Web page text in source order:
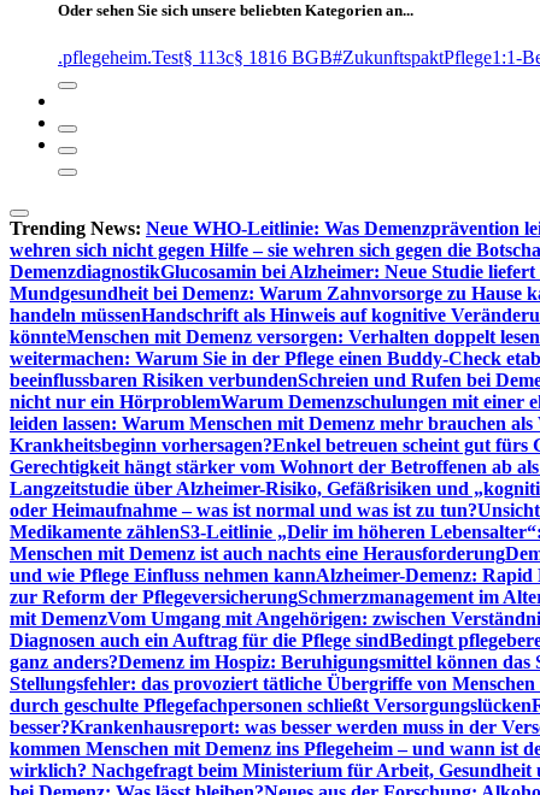
Oder sehen Sie sich unsere beliebten Kategorien an...
.pflegeheim.Test§ 113c§ 1816 BGB#ZukunftspaktPflege1:1-
Trending News: Neue WHO-Leitlinie: Was Demenzprävention
wehren sich nicht gegen Hilfe – sie wehren sich gegen die
DemenzdiagnostikGlucosamin bei Alzheimer: Neue Studie
Mundgesundheit bei Demenz: Warum Zahnvorsorge zu Hause
handeln müssenHandschrift als Hinweis auf kognitive
könnteMenschen mit Demenz versorgen: Verhalten doppelt lesen
weitermachen: Warum Sie in der Pflege einen Buddy-Check
beeinflussbaren Risiken verbundenSchreien und Rufen bei
nicht nur ein HörproblemWarum Demenzschulungen mit einer
leiden lassen: Warum Menschen mit Demenz mehr brauchen als
Krankheitsbeginn vorhersagen?Enkel betreuen scheint gut fürs
Gerechtigkeit hängt stärker vom Wohnort der Betroffenen ab
Langzeitstudie über Alzheimer-Risiko, Gefäßrisiken und
oder Heimaufnahme – was ist normal und was ist zu tun?
Medikamente zählenS3-Leitlinie „Delir im höheren
Menschen mit Demenz ist auch nachts eine Herausforderung
und wie Pflege Einfluss nehmen kannAlzheimer-Demenz:
zur Reform der PflegeversicherungSchmerzmanagement im
mit DemenzVom Umgang mit Angehörigen: zwischen
Diagnosen auch ein Auftrag für die Pflege sindBedingt
ganz anders?Demenz im Hospiz: Beruhigungsmittel können das
Stellungsfehler: das provoziert tätliche Übergriffe von Menschen
durch geschulte Pflegefachpersonen schließt Versorgungslücken
besser?Krankenhausreport: was besser werden muss in der
kommen Menschen mit Demenz ins Pflegeheim – und wann ist
wirklich? Nachgefragt beim Ministerium für Arbeit, Gesundheit